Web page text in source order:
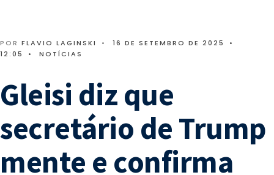
POR FLAVIO LAGINSKI • 16 DE SETEMBRO DE 2025
•
12:05
• NOTÍCIAS
Gleisi diz que
secretário de Trump
mente e confirma